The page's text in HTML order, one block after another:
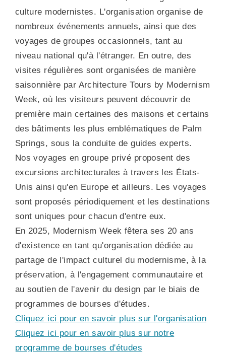
culture modernistes. L'organisation organise de
nombreux événements annuels, ainsi que des
voyages de groupes occasionnels, tant au
niveau national qu'à l'étranger. En outre, des
visites régulières sont organisées de manière
saisonnière par Architecture Tours by Modernism
Week, où les visiteurs peuvent découvrir de
première main certaines des maisons et certains
des bâtiments les plus emblématiques de Palm
Springs, sous la conduite de guides experts.
Nos voyages en groupe privé proposent des
excursions architecturales à travers les États-
Unis ainsi qu'en Europe et ailleurs. Les voyages
sont proposés périodiquement et les destinations
sont uniques pour chacun d'entre eux.
En 2025, Modernism Week fêtera ses 20 ans
d'existence en tant qu'organisation dédiée au
partage de l'impact culturel du modernisme, à la
préservation, à l'engagement communautaire et
au soutien de l'avenir du design par le biais de
programmes de bourses d'études.
Cliquez ici pour en savoir plus sur l'organisation
Cliquez ici pour en savoir plus sur notre
programme de bourses d'études